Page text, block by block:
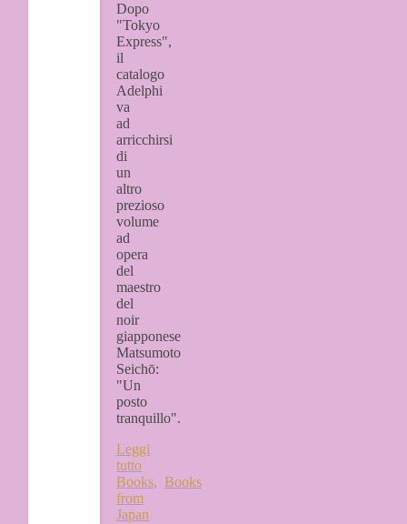
Dopo
"Tokyo
Express",
il
catalogo
Adelphi
va
ad
arricchirsi
di
un
altro
prezioso
volume
ad
opera
del
maestro
del
noir
giapponese
Matsumoto
Seichō:
"Un
posto
tranquillo".
Leggi
tutto
Books, Books
from
Japan